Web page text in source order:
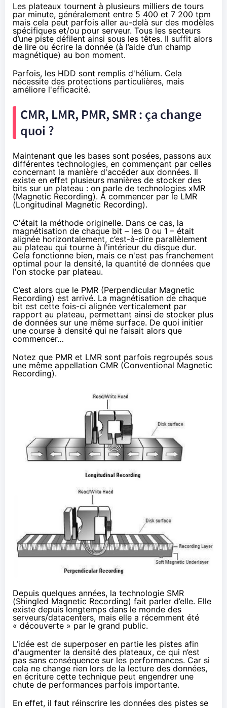
Les plateaux tournent à plusieurs milliers de tours
par minute, généralement entre 5 400 et 7 200 tpm
mais cela peut parfois aller au-delà sur des modèles
spécifiques et/ou pour serveur. Tous les secteurs
d’une piste défilent ainsi sous les têtes. Il suffit alors
de lire ou écrire la donnée (à l’aide d’un champ
magnétique) au bon moment.
Parfois, les HDD sont remplis d'hélium. Cela
nécessite des protections particulières, mais
améliore l'efficacité.
CMR, LMR, PMR, SMR : ça change
quoi ?
Maintenant que les bases sont posées, passons aux
différentes technologies, en commençant par celles
concernant la manière d'accéder aux données. Il
existe en effet plusieurs manières de stocker des
bits sur un plateau : on parle de technologies xMR
(Magnetic Recording). À commencer par le LMR
(Longitudinal Magnetic Recording).
C'était la méthode originelle. Dans ce cas, la
magnétisation de chaque bit – les 0 ou 1 – était
alignée horizontalement, c’est-à-dire parallèlement
au plateau qui tourne à l'intérieur du disque dur.
Cela fonctionne bien, mais ce n'est pas franchement
optimal pour la densité, la quantité de données que
l'on stocke par plateau.
C’est alors que le PMR (Perpendicular Magnetic
Recording) est arrivé. La magnétisation de chaque
bit est cette fois-ci alignée verticalement par
rapport au plateau, permettant ainsi de stocker plus
de données sur une même surface. De quoi initier
une course à densité qui ne faisait alors que
commencer…
Notez que PMR et LMR sont parfois regroupés sous
une même appellation CMR (Conventional Magnetic
Recording).
Depuis quelques années, la technologie SMR
(Shingled Magnetic Recording) fait parler d’elle. Elle
existe depuis longtemps dans le monde des
serveurs/datacenters, mais elle a récemment été
« découverte » par le grand public.
L’idée est de superposer en partie les pistes afin
d'augmenter la densité des plateaux, ce qui n’est
pas sans conséquence sur les performances. Car si
cela ne change rien lors de la lecture des données,
en écriture cette technique peut engendrer une
chute de performances parfois importante.
En effet, il faut réinscrire les données des pistes se